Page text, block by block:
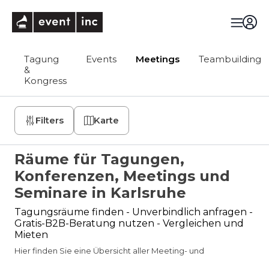
Tagung
&
Kongress
Events Meetings Teambuilding
Filters Karte
Räume für Tagungen,
Konferenzen, Meetings und
Seminare in Karlsruhe
Tagungsräume finden - Unverbindlich anfragen -
Gratis-B2B-Beratung nutzen - Vergleichen und
Mieten
Hier finden Sie eine Übersicht aller Meeting- und